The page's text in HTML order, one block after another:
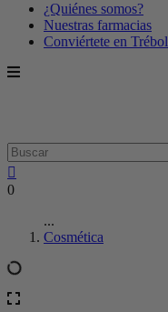
¿Quiénes somos?
Nuestras farmacias
Conviértete en Trébol
0
...
Cosmética